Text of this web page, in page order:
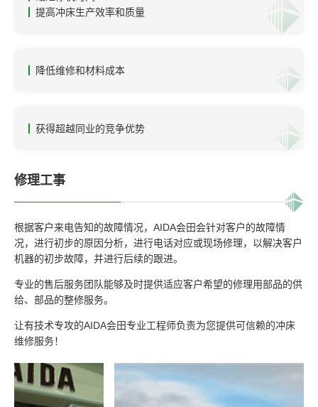
提高冲床生产效率和质量
降低维修和材料成本
获得超越同业的竞争优势
修理工事
根据客户来电告知的故障情况，AIDA会田会针对客户的故障情
况，进行初步的原因分析，进行电话对应或现场修理，以解决客户
机器的初步故障，并进行后续的跟进。
专业的售后服务团队能够及时提供适应客户希望的修理用部品的供
给、部品的整修服务。
让有技术专攻的AIDA会田专业工程师负责为您提供可信赖的冲床
维修服务！